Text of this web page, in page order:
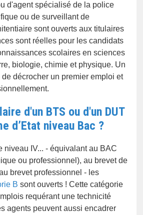
d'agent spécialisé de la police
ou de surveillant de
sont ouverts aux titulaires
sont réelles pour les candidats
scolaires en sciences
biologie, chimie et physique. Un
de décrocher un premier emploi et
d'un BTS ou d'un DUT
d’Etat niveau Bac ?
niveau IV... - équivalant au BAC
ou professionnel), au brevet de
brevet professionnel - les
B sont ouverts ! Cette catégorie
requérant une technicité
agents peuvent aussi encadrer